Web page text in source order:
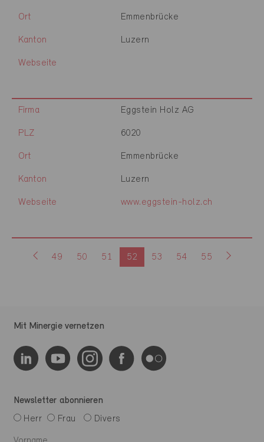
Ort Emmenbrücke
Kanton Luzern
Webseite
Firma Eggstein Holz AG
PLZ 6020
Ort Emmenbrücke
Kanton Luzern
Webseite www.eggstein-holz.ch
49 50 51 52 53 54 55
Mit Minergie vernetzen
Newsletter abonnieren
Herr
Frau Divers